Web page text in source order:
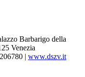
Barbarigo della
Venezia
| www.dszv.it